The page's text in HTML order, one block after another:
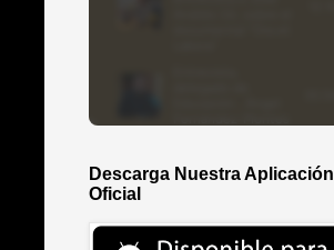
Descarga Nuestra Aplicación
Oficial